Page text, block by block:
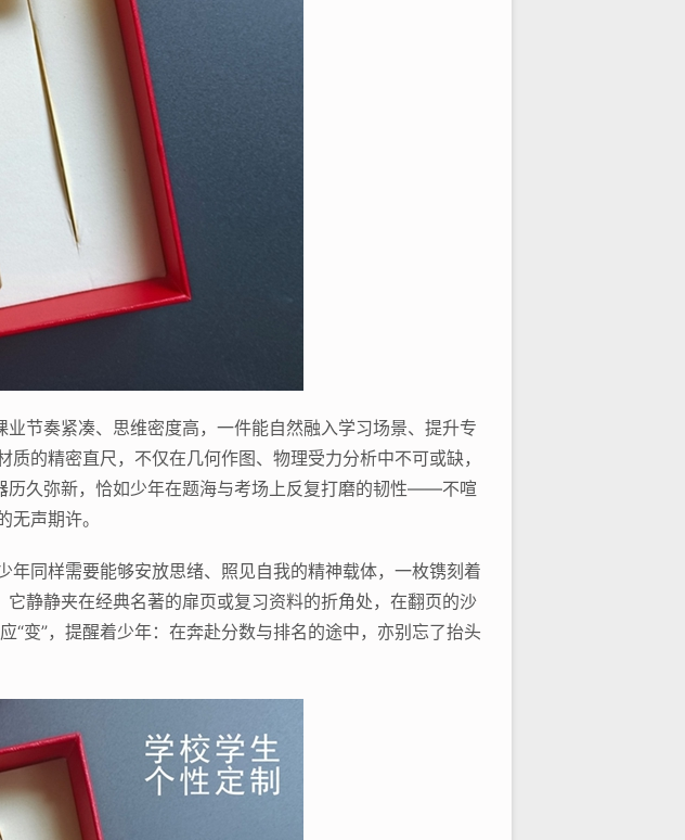
节奏紧凑、思维密度高，一件能自然融入学习场景、提升专
的精密直尺，不仅在几何作图、物理受力分析中不可或缺，
历久弥新，恰如少年在题海与考场上反复打磨的韧性——不喧
声期许。
同样需要能够安放思绪、照见自我的精神载体，一枚镌刻着
静静夹在经典名著的扉页或复习资料的折角处，在翻页的沙
“变”，提醒着少年：在奔赴分数与排名的途中，亦别忘了抬头